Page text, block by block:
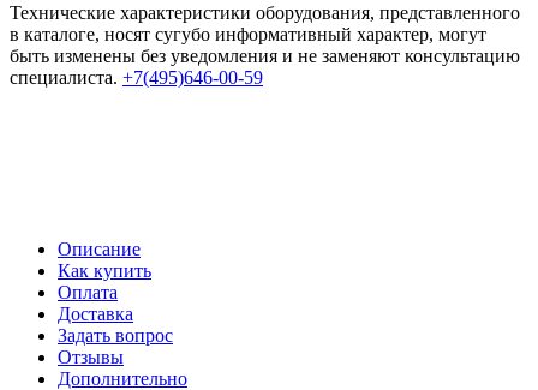
Технические характеристики оборудования, представленного
в каталоге, носят сугубо информативный характер, могут
быть изменены без уведомления и не заменяют консультацию
специалиста. +7(495)646-00-59
Описание
Как купить
Оплата
Доставка
Задать вопрос
Отзывы
Дополнительно